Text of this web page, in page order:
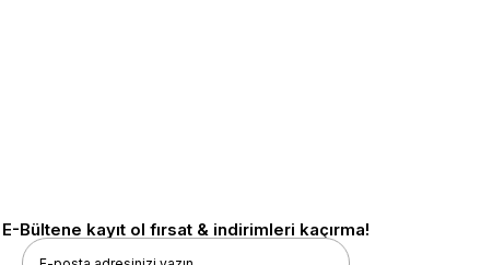
E-Bültene kayıt ol fırsat & indirimleri kaçırma!